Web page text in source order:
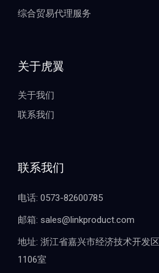
综合贸易代理服务
关于虎翼
关于我们
联系我们
联系我们
电话: 0573-82600785
邮箱: sales@linkproduct.com
地址: 浙江省嘉兴市经济技术开发
1106室